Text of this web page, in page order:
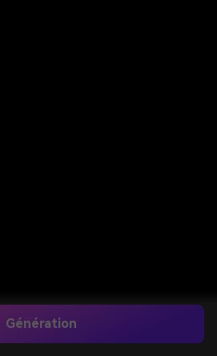
Génération